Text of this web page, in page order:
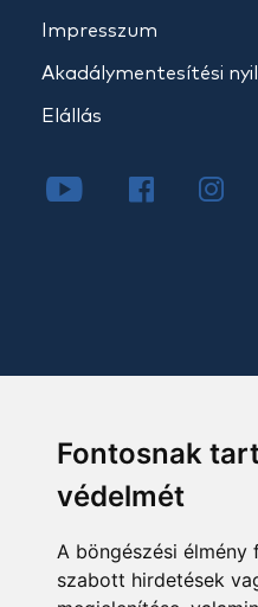
Fontosnak
védelmét
A böngészési élmény
szabott hirdetések
Impresszum
Akadálymentesítési
Elállás